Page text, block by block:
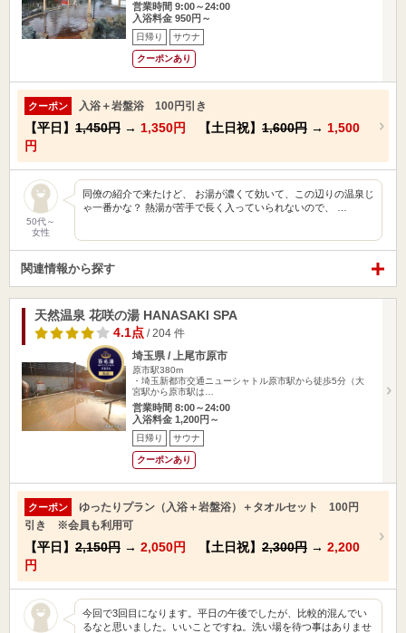
営業時間 9:00～24:00
入浴料金 950円～
日帰り サウナ
クーポンあり
クーポン 入浴＋岩盤浴 100円引き
【平日】 1,450円 → 1,350円 【土日祝】 1,600円 → 1,500
円
50代～
女性
同僚の紹介で来たけど、 お湯が濃くて効いて、この辺りの温泉じ
ゃ一番かな？ 熱湯が苦手で長く入っていられないので、 …
関連情報から探す
天然温泉 花咲の湯 HANASAKI SPA
4.1点 / 204 件
埼玉県 / 上尾市原市
原市駅380m
・埼玉新都市交通ニューシャトル原市駅から徒歩5分（大
宮駅から原市駅は…
営業時間 8:00～24:00
入浴料金 1,200円～
日帰り サウナ
クーポンあり
クーポン
ゆったりプラン（入浴＋岩盤浴）＋タオルセット 100円
引き ※会員も利用可
【平日】 2,150円 → 2,050円 【土日祝】 2,300円 → 2,200
円
今回で3回目になります。平日の午後でしたが、比較的混んでい
るなと思いました。いいことですね。洗い場を待つ事はありませ